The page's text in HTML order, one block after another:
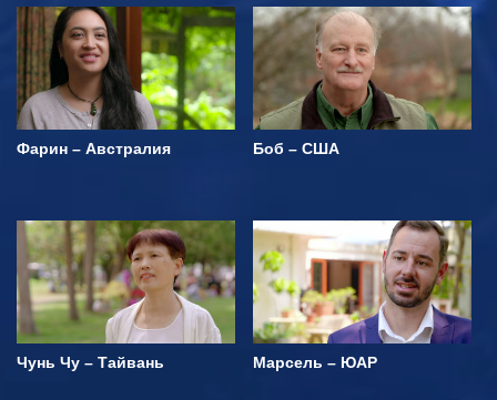
Фарин – Австралия Боб – США
Чунь Чу – Тайвань Марсель – ЮАР